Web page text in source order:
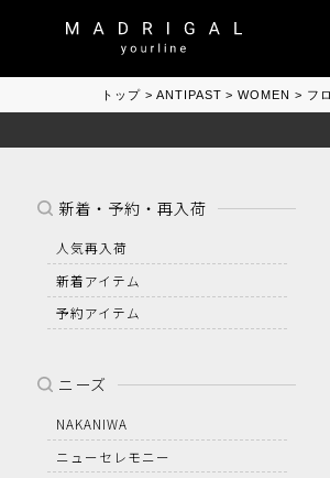
トップ ANTIPAST WOMEN フ
新着・予約・再入荷
人気再入荷
新着アイテム
予約アイテム
ニーズ
NAKANIWA
ニューセレモニー